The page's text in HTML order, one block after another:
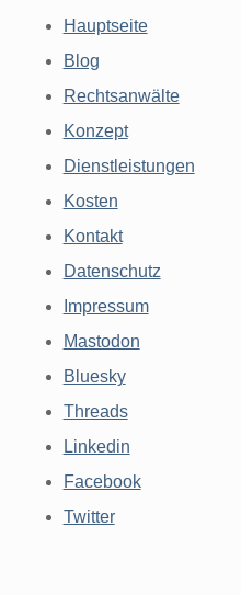
Hauptseite
Blog
Rechtsanwälte
Konzept
Dienstleistungen
Kosten
Kontakt
Datenschutz
Impressum
Mastodon
Bluesky
Threads
Linkedin
Facebook
Twitter